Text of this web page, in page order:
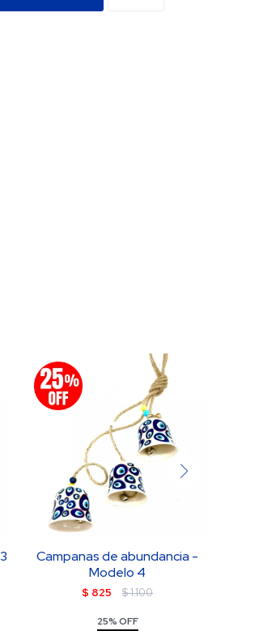
Campanas de abundancia -
Modelo 4
$ 825 $1.100
25% OFF